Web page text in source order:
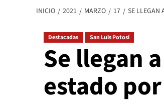
INICIO 2021 MARZO 17 SE LLEGAN
Destacadas San Luis Potosí
Se llegan
estado